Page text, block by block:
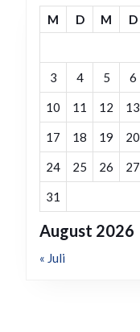
August 2026
M D M D
3 4 5 6
10 11 12 13
17 18 19 20
24 25 26 27
31
« Juli